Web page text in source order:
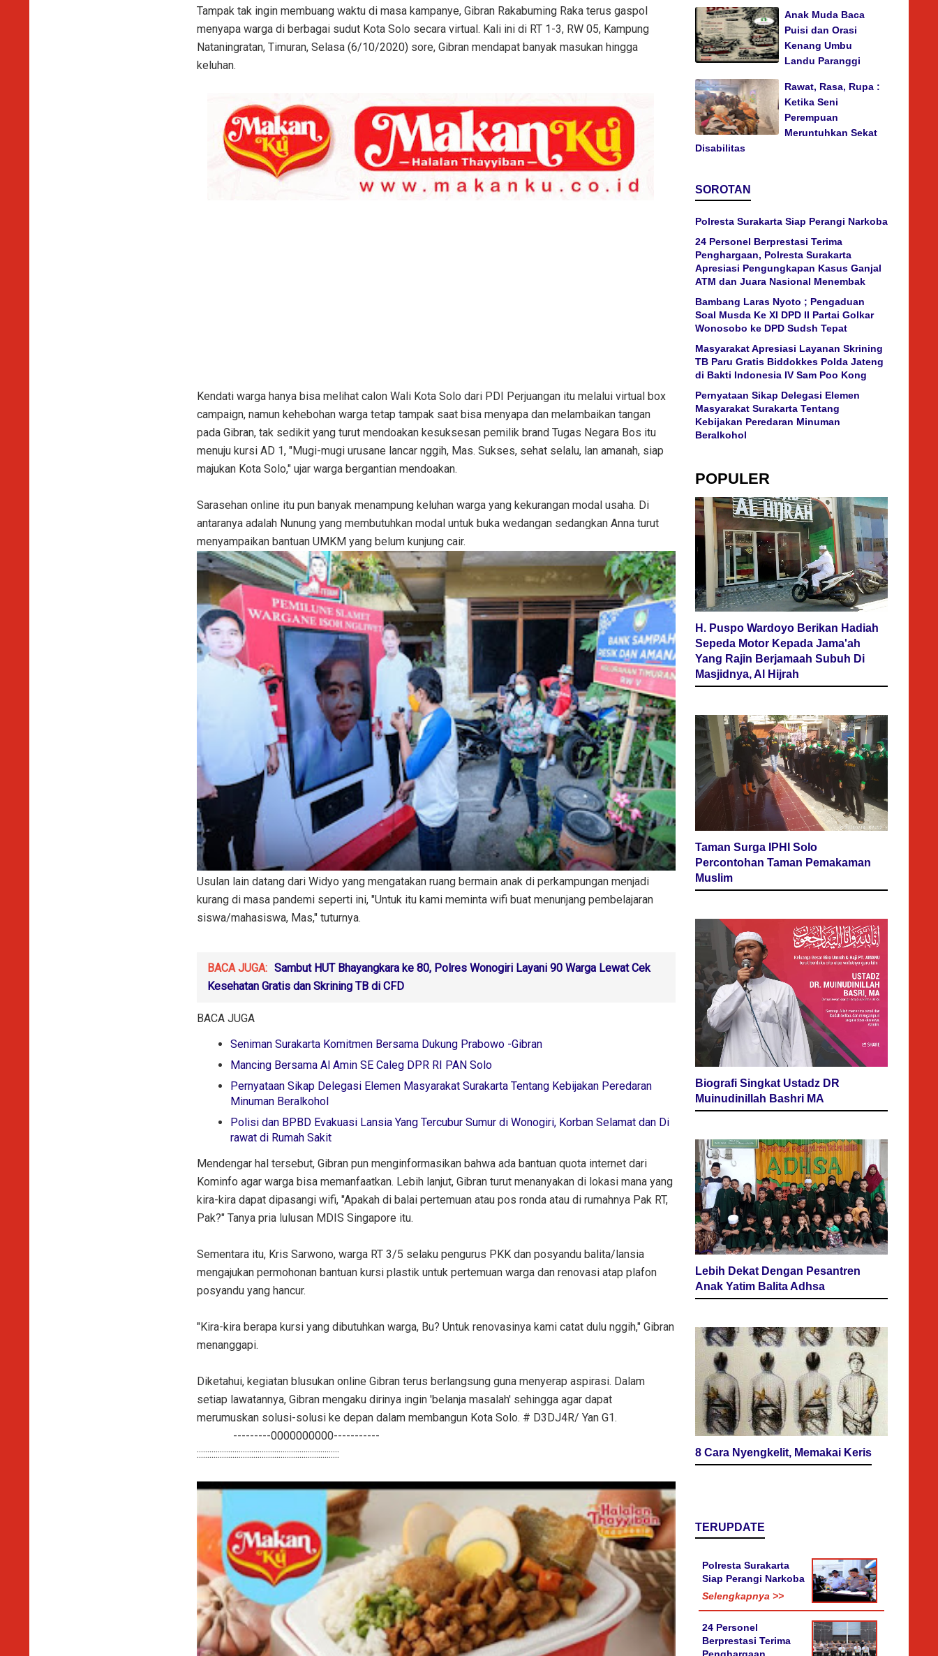
Tampak tak ingin membuang waktu di masa kampanye, Gibran Rakabuming Raka terus gaspol
menyapa warga di berbagai sudut Kota Solo secara virtual. Kali ini di RT 1-3, RW 05, Kampung
Nataningratan, Timuran, Selasa (6/10/2020) sore, Gibran mendapat banyak masukan hingga
keluhan.
Kendati warga hanya bisa melihat calon Wali Kota Solo dari PDI Perjuangan itu melalui virtual box
campaign, namun kehebohan warga tetap tampak saat bisa menyapa dan melambaikan tangan
pada Gibran, tak sedikit yang turut mendoakan kesuksesan pemilik brand Tugas Negara Bos itu
menuju kursi AD 1, "Mugi-mugi urusane lancar nggih, Mas. Sukses, sehat selalu, lan amanah, siap
majukan Kota Solo," ujar warga bergantian mendoakan.
Sarasehan online itu pun banyak menampung keluhan warga yang kekurangan modal usaha. Di
antaranya adalah Nunung yang membutuhkan modal untuk buka wedangan sedangkan Anna turut
menyampaikan bantuan UMKM yang belum kunjung cair.
Usulan lain datang dari Widyo yang mengatakan ruang bermain anak di perkampungan menjadi
kurang di masa pandemi seperti ini, "Untuk itu kami meminta wifi buat menunjang pembelajaran
siswa/mahasiswa, Mas," tuturnya.
BACA JUGA: Sambut HUT Bhayangkara ke 80, Polres Wonogiri Layani 90 Warga Lewat Cek
Kesehatan Gratis dan Skrining TB di CFD
BACA JUGA
Seniman Surakarta Komitmen Bersama Dukung Prabowo -Gibran
Mancing Bersama Al Amin SE Caleg DPR RI PAN Solo
Pernyataan Sikap Delegasi Elemen Masyarakat Surakarta Tentang Kebijakan Peredaran
Minuman Beralkohol
Polisi dan BPBD Evakuasi Lansia Yang Tercubur Sumur di Wonogiri, Korban Selamat dan Di
rawat di Rumah Sakit
Mendengar hal tersebut, Gibran pun menginformasikan bahwa ada bantuan quota internet dari
Kominfo agar warga bisa memanfaatkan. Lebih lanjut, Gibran turut menanyakan di lokasi mana yang
kira-kira dapat dipasangi wifi, "Apakah di balai pertemuan atau pos ronda atau di rumahnya Pak RT,
Pak?" Tanya pria lulusan MDIS Singapore itu.
Sementara itu, Kris Sarwono, warga RT 3/5 selaku pengurus PKK dan posyandu balita/lansia
mengajukan permohonan bantuan kursi plastik untuk pertemuan warga dan renovasi atap plafon
posyandu yang hancur.
"Kira-kira berapa kursi yang dibutuhkan warga, Bu? Untuk renovasinya kami catat dulu nggih," Gibran
menanggapi.
Diketahui, kegiatan blusukan online Gibran terus berlangsung guna menyerap aspirasi. Dalam
setiap lawatannya, Gibran mengaku dirinya ingin 'belanja masalah' sehingga agar dapat
merumuskan solusi-solusi ke depan dalam membangun Kota Solo. # D3DJ4R/ Yan G1.
---------0000000000-----------
::::::::::::::::::::::::::::::::::::::::::::::::::::::::::::::::::::
Anak Muda Baca
Puisi dan Orasi
Kenang Umbu
Landu Paranggi
Rawat, Rasa, Rupa :
Ketika Seni
Perempuan
Meruntuhkan Sekat
Disabilitas
SOROTAN
Polresta Surakarta Siap Perangi Narkoba
24 Personel Berprestasi Terima
Penghargaan, Polresta Surakarta
Apresiasi Pengungkapan Kasus Ganjal
ATM dan Juara Nasional Menembak
Bambang Laras Nyoto ; Pengaduan
Soal Musda Ke XI DPD II Partai Golkar
Wonosobo ke DPD Sudsh Tepat
Masyarakat Apresiasi Layanan Skrining
TB Paru Gratis Biddokkes Polda Jateng
di Bakti Indonesia IV Sam Poo Kong
Pernyataan Sikap Delegasi Elemen
Masyarakat Surakarta Tentang
Kebijakan Peredaran Minuman
Beralkohol
POPULER
H. Puspo Wardoyo Berikan Hadiah
Sepeda Motor Kepada Jama'ah
Yang Rajin Berjamaah Subuh Di
Masjidnya, Al Hijrah
Taman Surga IPHI Solo
Percontohan Taman Pemakaman
Muslim
Biografi Singkat Ustadz DR
Muinudinillah Bashri MA
Lebih Dekat Dengan Pesantren
Anak Yatim Balita Adhsa
8 Cara Nyengkelit, Memakai Keris
TERUPDATE
Polresta Surakarta
Siap Perangi Narkoba
Selengkapnya >>
24 Personel
Berprestasi Terima
Penghargaan,